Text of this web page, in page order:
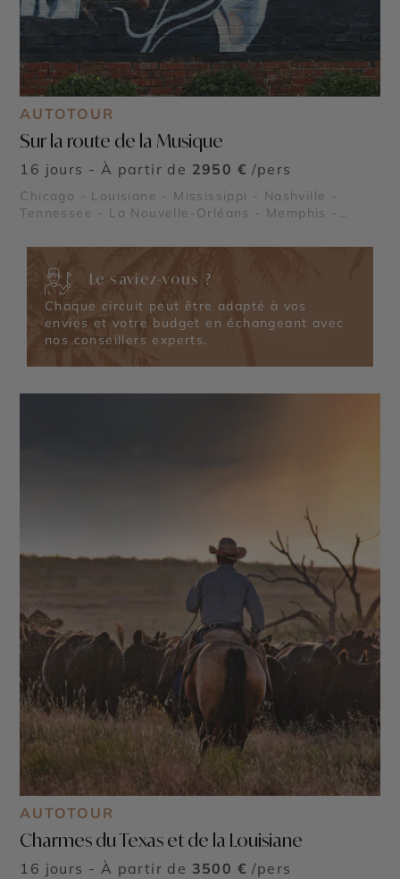
AUTOTOUR
Sur la route de la Musique
16 jours - À partir de 2950 € /pers
Chicago - Louisiane - Mississippi - Nashville -
Tennessee - La Nouvelle-Orléans - Memphis -
la Nouvelle Orléans - Région des plantations -
Cajun
Le saviez-vous ?
Chaque circuit peut être adapté à vos
envies et votre budget en échangeant avec
nos conseillers experts.
AUTOTOUR
Charmes du Texas et de la Louisiane
16 jours - À partir de 3500 € /pers